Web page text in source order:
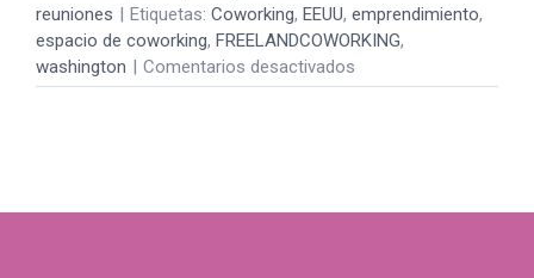
de
coworking
reuniones | Etiquetas: Coworking, EEUU, emprendimiento,
espacio de coworking, FREELANDCOWORKING,
washington | Comentarios desactivados
Hablar